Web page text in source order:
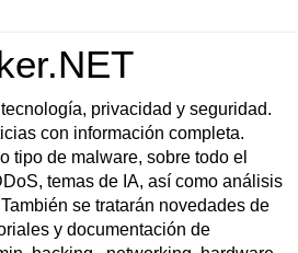
privacidad y seguridad.
con información completa.
tipo de malware, sobre todo el
temas de IA, así como análisis
se tratarán novedades de
y documentación de